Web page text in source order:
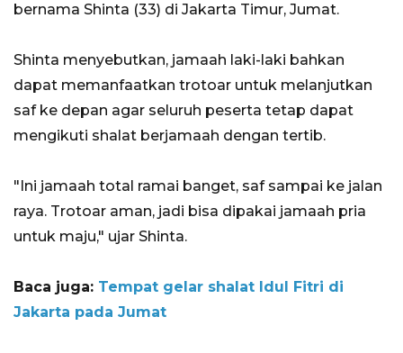
bernama Shinta (33) di Jakarta Timur, Jumat.
Shinta menyebutkan, jamaah laki-laki bahkan
dapat memanfaatkan trotoar untuk melanjutkan
saf ke depan agar seluruh peserta tetap dapat
mengikuti shalat berjamaah dengan tertib.
"Ini jamaah total ramai banget, saf sampai ke jalan
raya. Trotoar aman, jadi bisa dipakai jamaah pria
untuk maju," ujar Shinta.
Baca juga: Tempat gelar shalat Idul Fitri di
Jakarta pada Jumat